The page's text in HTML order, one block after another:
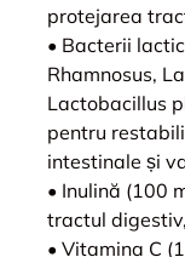
protejarea
• Bacterii
Rhamnosus,
Lactobacillus
pentru
intestinale și
• Inulină (100
tractul
• Vitamina C